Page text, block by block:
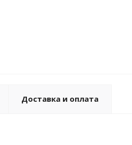
Доставка и оплата